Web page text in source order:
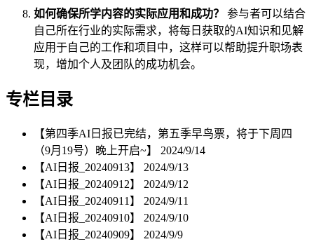
如何确保所学内容的实际应用和成功？
参与者可以结合
自己所在行业的实际需求，将每日获取的AI知识和见解
应用于自己的工作和项目中，这样可以帮助提升职场表
现，增加个人及团队的成功机会。
专栏目录
【第四季AI日报已完结，第五季早鸟票，将于下周四
（9月19号）晚上开启~】 2024/9/14
【AI日报_20240913】 2024/9/13
【AI日报_20240912】 2024/9/12
【AI日报_20240911】 2024/9/11
【AI日报_20240910】 2024/9/10
【AI日报_20240909】 2024/9/9